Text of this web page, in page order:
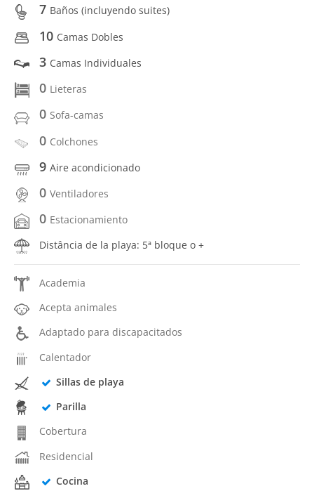
7 Baños (incluyendo suites)
10 Camas Dobles
3 Camas Individuales
0 Lieteras
0 Sofa-camas
0 Colchones
9 Aire acondicionado
0 Ventiladores
0 Estacionamiento
Distância de la playa: 5ª bloque o +
Academia
Acepta animales
Adaptado para discapacitados
Calentador
Sillas de playa
Parilla
Cobertura
Residencial
Cocina